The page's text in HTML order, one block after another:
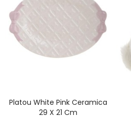
Platou White Pink Ceramica
29 X 21 Cm